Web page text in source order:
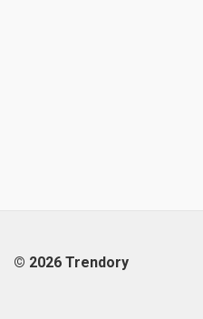
© 2026 Trendory